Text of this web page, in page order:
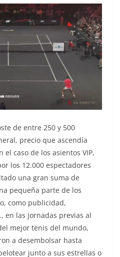
de entre 250 y 500
precio que ascendía
caso de los asientos VIP,
los 12.000 espectadores
una gran suma de
pequeña parte de los
como publicidad,
en las jornadas previas al
mejor tenis del mundo,
a desembolsar hasta
junto a sus estrellas o